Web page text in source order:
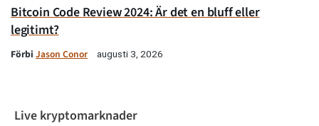
Bitcoin Code Review 2024: Är det en bluff eller
legitimt?
Förbi Jason Conor augusti 3, 2026
Live kryptomarknader